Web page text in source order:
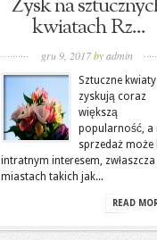
Zysk na
kwiatach Rz...
gru 9, 2017by admin
Sztuczne kwiaty
zyskują coraz
większą
popularność, a
sprzedaż może
intratnym interesem, zwłaszcza
miastach takich jak...
READ